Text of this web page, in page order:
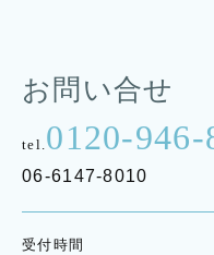
お問い合せ
tel. 0120-946-
06-6147-8010
受付時間